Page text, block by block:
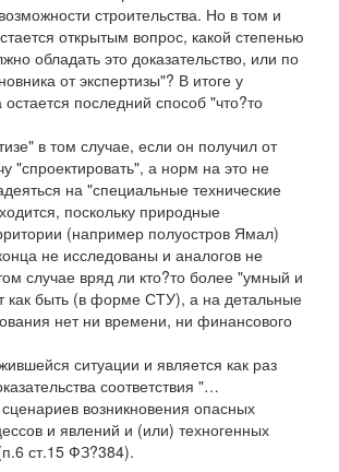
строительства. Но в том и
открытым вопрос, какой степенью
обладать это доказательство, или по
от экспертизы"? В итоге у
последний способ "что?то
в том случае, если он получил от
"спроектировать", а норм на это не
на "специальные технические
поскольку природные
(например полуостров Ямал)
не исследованы и аналогов не
случае вряд ли кто?то более "умный и
как быть (в форме СТУ), а на детальные
нет ни времени, ни финансового
ситуации и является как раз
соответствия "…
возникновения опасных
и явлений и (или) техногенных
ст.15 ФЗ?384).